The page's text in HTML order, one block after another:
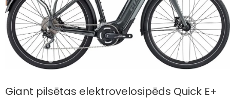
Giant pilsētas elektrovelosipēds Quick E+